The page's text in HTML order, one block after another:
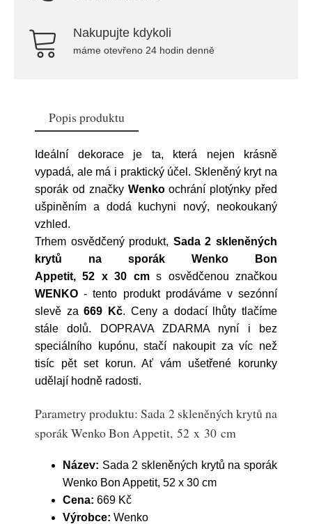
Nakupujte kdykoli
máme otevřeno 24 hodin denně
Popis produktu
Ideální dekorace je ta, která nejen krásně
vypadá, ale má i praktický účel. Skleněný kryt na
sporák od značky Wenkoochrání plotýnky před
ušpiněním a dodá kuchyni nový, neokoukaný
vzhled.
Trhem osvědčený produkt, Sada 2 skleněných
krytů na sporák Wenko Bon
Appetit, 52 x 30 cms osvědčenou značkou
WENKO - tento produkt prodáváme v sezónní
slevě za669 Kč. Ceny a dodací lhůty tlačíme
stále dolů. DOPRAVA ZDARMA nyní i bez
speciálního kupónu, stačí nakoupit za víc než
tisíc pět set korun. Ať vám ušetřené korunky
udělají hodně radosti.
Parametry produktu: Sada 2 skleněných krytů na
sporák Wenko Bon Appetit, 52 x 30 cm
Název: Sada 2 skleněných krytů na sporák
Wenko Bon Appetit, 52 x 30 cm
Cena: 669 Kč
Výrobce: Wenko